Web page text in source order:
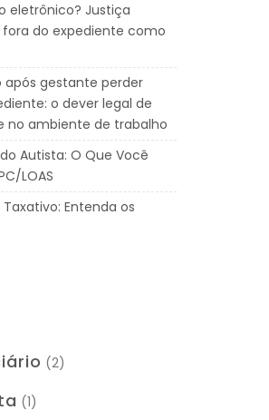
eletrônico? Justiça
do expediente como
gestante perder
o dever legal de
no ambiente de trabalho
Autista: O Que Você
LOAS
Entenda os
(2)
(1)